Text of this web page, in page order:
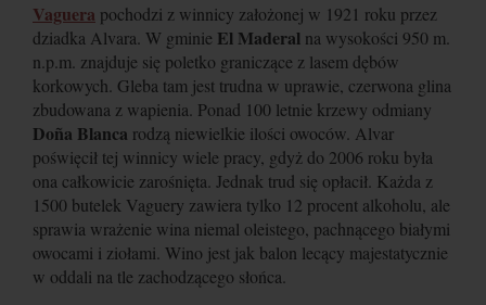
Vaguera pochodzi z winnicy założonej w 1921 roku przez
dziadka Alvara. W gminie El Maderal na wysokości 950 m.
n.p.m. znajduje się poletko graniczące z lasem dębów
korkowych. Gleba tam jest trudna w uprawie, czerwona glina
zbudowana z wapienia. Ponad 100 letnie krzewy odmiany
Doña Blanca rodzą niewielkie ilości owoców. Alvar
poświęcił tej winnicy wiele pracy, gdyż do 2006 roku była
ona całkowicie zarośnięta. Jednak trud się opłacił. Każda z
1500 butelek Vaguery zawiera tylko 12 procent alkoholu, ale
sprawia wrażenie wina niemal oleistego, pachnącego białymi
owocami i ziołami. Wino jest jak balon lecący majestatycznie
w oddali na tle zachodzącego słońca.